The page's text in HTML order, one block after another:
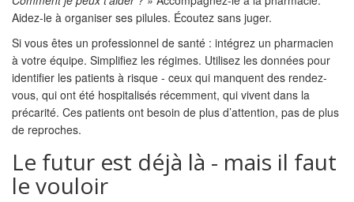
Aidez-le à organiser ses pilules. Écoutez sans juger.
Si vous êtes un professionnel de santé : intégrez un pharmacien
à votre équipe. Simplifiez les régimes. Utilisez les données pour
identifier les patients à risque - ceux qui manquent des rendez-
vous, qui ont été hospitalisés récemment, qui vivent dans la
précarité. Ces patients ont besoin de plus d’attention, pas de plus
de reproches.
Le futur est déjà là - mais il faut
le vouloir